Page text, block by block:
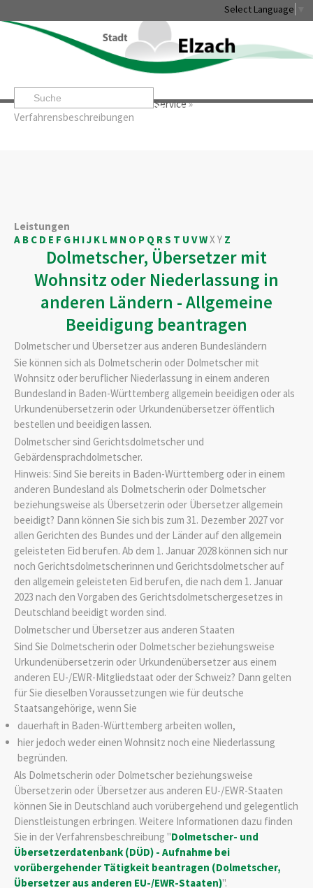
Select Language
Startseite» »Service»
Verfahrensbeschreibungen
Leben & Erleben Rathaus & Service
Leistungen
A B C D E F G H IJ K L M N O P Q RS T U VWXY Z
Dolmetscher, Übersetzer mit
Wohnsitz oder Niederlassung in
anderen Ländern - Allgemeine
Beeidigung beantragen
Dolmetscher und Übersetzer aus anderen Bundesländern
Sie können sich als Dolmetscherin oder Dolmetscher mit
Wohnsitz oder beruflicher Niederlassung in einem anderen
Bundesland in Baden-Württemberg allgemein beeidigen oder als
Urkundenübersetzerin oder Urkundenübersetzer öffentlich
bestellen und beeidigen lassen.
Dolmetscher sind Gerichtsdolmetscher und
Gebärdensprachdolmetscher.
Hinweis: Sind Sie bereits in Baden-Württemberg oder in einem
anderen Bundesland als Dolmetscherin oder Dolmetscher
beziehungsweise als Übersetzerin oder Übersetzer allgemein
beeidigt? Dann können Sie sich bis zum 31. Dezember 2027 vor
allen Gerichten des Bundes und der Länder auf den allgemein
geleisteten Eid berufen. Ab dem 1. Januar 2028 können sich nur
noch Gerichtsdolmetscherinnen und Gerichtsdolmetscher auf
den allgemein geleisteten Eid berufen, die nach dem 1. Januar
2023 nach den Vorgaben des Gerichtsdolmetschergesetzes in
Deutschland beeidigt worden sind.
Dolmetscher und Übersetzer aus anderen Staaten
Sind Sie Dolmetscherin oder Dolmetscher beziehungsweise
Urkundenübersetzerin oder Urkundenübersetzer aus einem
anderen EU-/EWR-Mitgliedstaat oder der Schweiz? Dann gelten
für Sie dieselben Voraussetzungen wie für deutsche
Staatsangehörige, wenn Sie
dauerhaft in Baden-Württemberg arbeiten wollen,
hier jedoch weder einen Wohnsitz noch eine Niederlassung
begründen.
Als Dolmetscherin oder Dolmetscher beziehungsweise
Übersetzerin oder Übersetzer aus anderen EU-/EWR-Staaten
können Sie in Deutschland auch vorübergehend und gelegentlich
Dienstleistungen erbringen. Weitere Informationen dazu finden
Sie in der Verfahrensbeschreibung "Dolmetscher- und
Übersetzerdatenbank (DÜD) - Aufnahme bei
vorübergehender Tätigkeit beantragen (Dolmetscher,
Übersetzer aus anderen EU-/EWR-Staaten)".